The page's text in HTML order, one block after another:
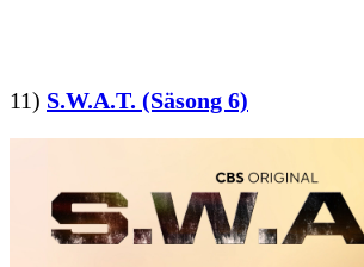
11) S.W.A.T. (Säsong 6)